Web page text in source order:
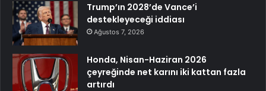
Trump’ın 2028’de Vance’i
destekleyeceği iddiası
Ağustos 7, 2026
Honda, Nisan-Haziran 2026
çeyreğinde net karını iki kattan fazla
artırdı